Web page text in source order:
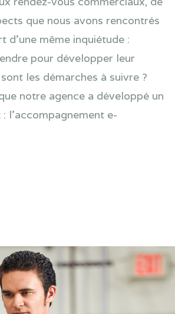
que nous avons rencontrés
d’une même inquiétude :
pour développer leur
les démarches à suivre ?
notre agence a développé un
l’accompagnement e-